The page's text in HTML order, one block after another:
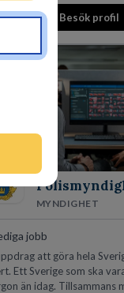
inom IP-tillgångar har
position.
utveckla och
viktigaste tillgångar.
Besök profil
MYNDIGHET
jobb
att göra hela
Ett Sverige som ska
än idag. Tillsammans